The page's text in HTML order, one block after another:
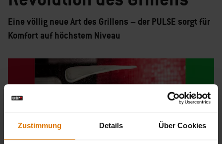
Zustimmung Details Über Cookies
Eine völlig neue Art des Grillens – der PULSE sorgt für
Komfort auf höchstem Niveau